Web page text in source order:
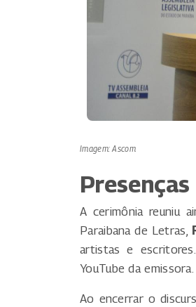
Imagem: Ascom
A cerimônia reuniu
Paraibana de Letras,
artistas e
YouTube da emissora.
Ao encerrar o